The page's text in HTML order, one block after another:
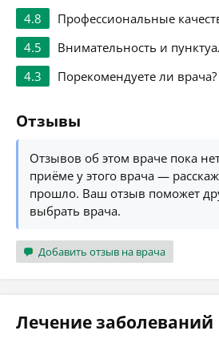
4.8
Профессиональные
4.5
Внимательность и
4.3
Порекомендуете ли врача?
Отзывы
Отзывов об этом враче пока
приёме у этого врача —
прошло. Ваш отзыв поможет
выбрать врача.
Добавить отзыв на врача
Лечение заболеваний